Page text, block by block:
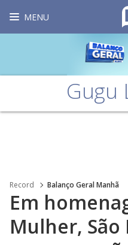
MENU
Gugu
Record Balanço Geral Manhã
Em
Mulher, São